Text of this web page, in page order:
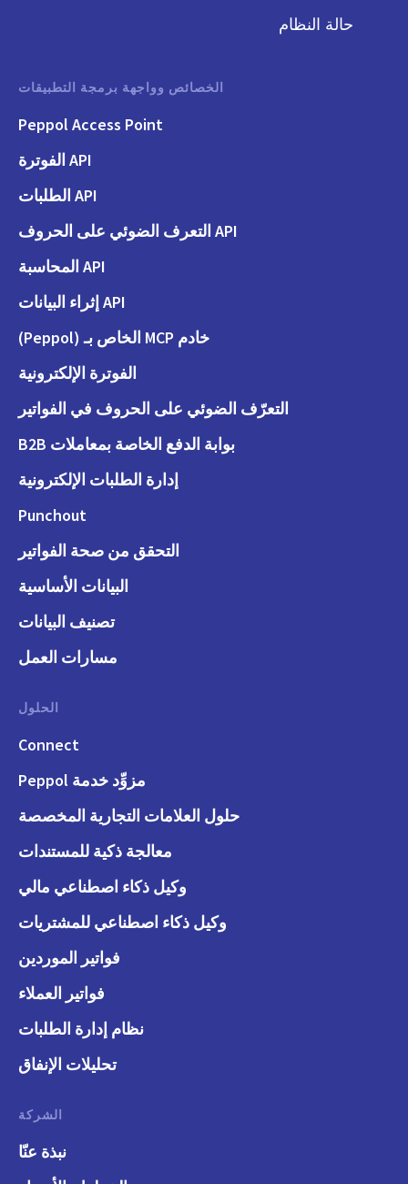
حالة النظام
الخصائص وواجهة برمجة التطبيقات
Peppol Access Point
API الفوترة
API الطلبات
API التعرف الضوئي على الحروف
API المحاسبة
API إثراء البيانات
خادم MCP الخاص بـ (Peppol)
الفوترة الإلكترونية
التعرّف الضوئي على الحروف في الفواتير
بوابة الدفع الخاصة بمعاملات B2B
إدارة الطلبات الإلكترونية
Punchout
التحقق من صحة الفواتير
البيانات الأساسية
تصنيف البيانات
مسارات العمل
الحلول
Connect
مزوِّد خدمة Peppol
حلول العلامات التجارية المخصصة
معالجة ذكية للمستندات
وكيل ذكاء اصطناعي مالي
وكيل ذكاء اصطناعي للمشتريات
فواتير الموردين
فواتير العملاء
نظام إدارة الطلبات
تحليلات الإنفاق
الشركة
نبذة عنّا